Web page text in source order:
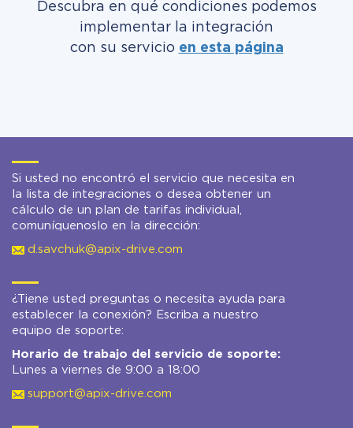
Descubra en qué condiciones podemos
implementar la integración
con su servicio en esta página
Si usted no encontró el servicio que necesita en
la lista de integraciones o desea obtener un
cálculo de un plan de tarifas individual,
comuníquenoslo en la dirección:
d.savchuk@apix-drive.com
¿Tiene usted preguntas o necesita ayuda para
establecer la conexión? Escriba a nuestro
equipo de soporte:
Horario de trabajo del servicio de soporte:
Lunes a viernes de 9:00 a 18:00
support@apix-drive.com